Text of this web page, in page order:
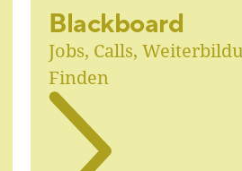
Blackboard
Jobs, Calls,
Finden